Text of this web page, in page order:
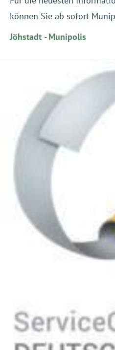
können Sie ab sofort
Jöhstadt - Munipolis